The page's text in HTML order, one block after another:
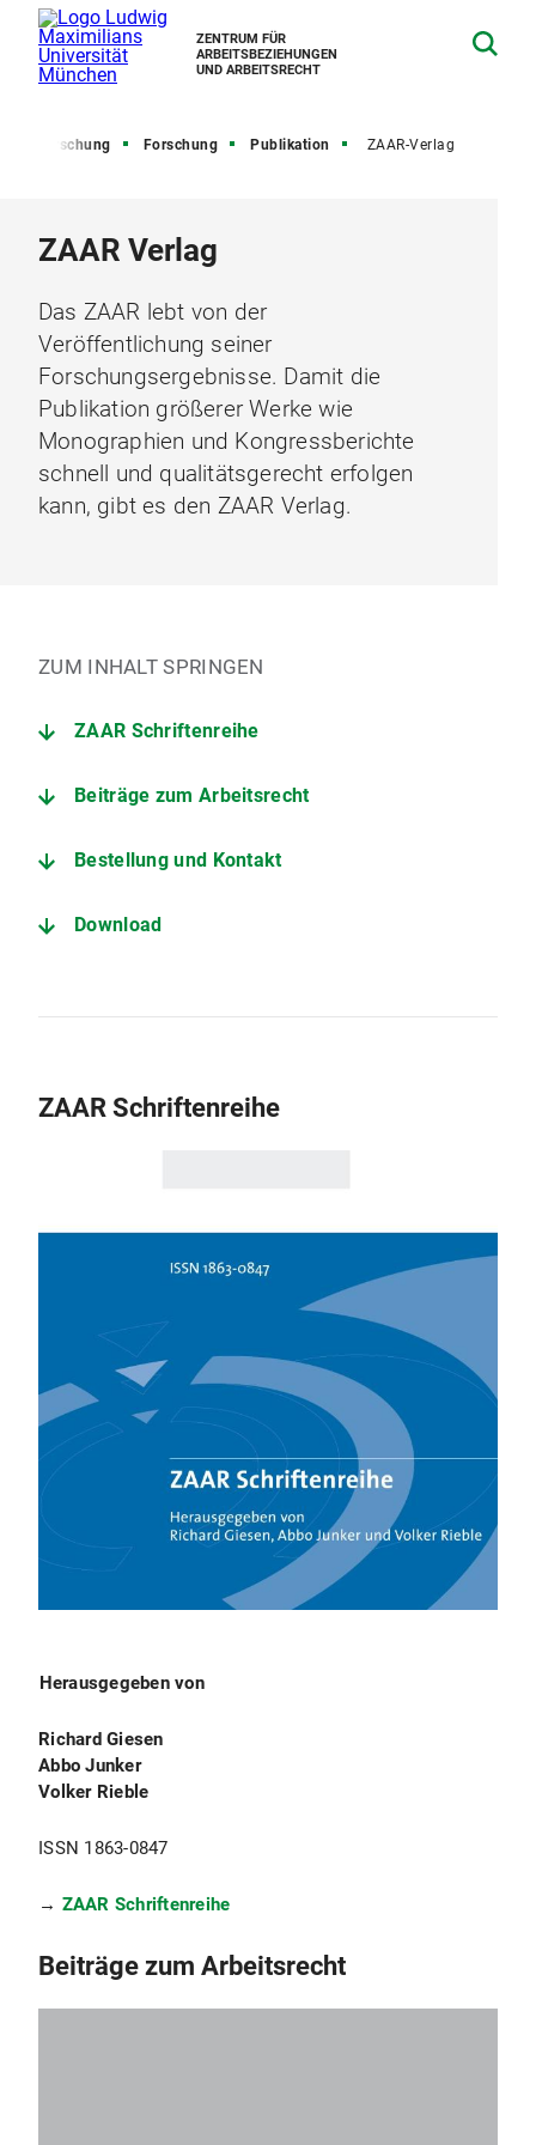
ZENTRUM FÜR
ARBEITSBEZIEHUNGEN
UND ARBEITSRECHT
und Forschung Forschung Publikation ZAAR-Verlag
ZAAR Verlag
Das ZAAR lebt von der
Veröffentlichung seiner
Forschungsergebnisse. Damit die
Publikation größerer Werke wie
Monographien und Kongressberichte
schnell und qualitätsgerecht erfolgen
kann, gibt es den ZAAR Verlag.
ZUM INHALT SPRINGEN
ZAAR Schriftenreihe
Beiträge zum Arbeitsrecht
Bestellung und Kontakt
Download
ZAAR Schriftenreihe
Herausgegeben von
Richard Giesen
Abbo Junker
Volker Rieble
ISSN 1863-0847
→ ZAAR Schriftenreihe
Beiträge zum Arbeitsrecht